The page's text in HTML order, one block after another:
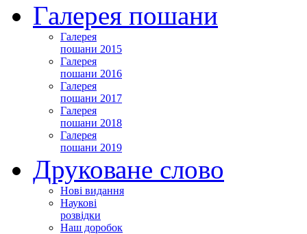
Галерея пошани
Галерея
пошани 2015
Галерея
пошани 2016
Галерея
пошани 2017
Галерея
пошани 2018
Галерея
пошани 2019
Друковане слово
Нові видання
Наукові
розвідки
Наш доробок